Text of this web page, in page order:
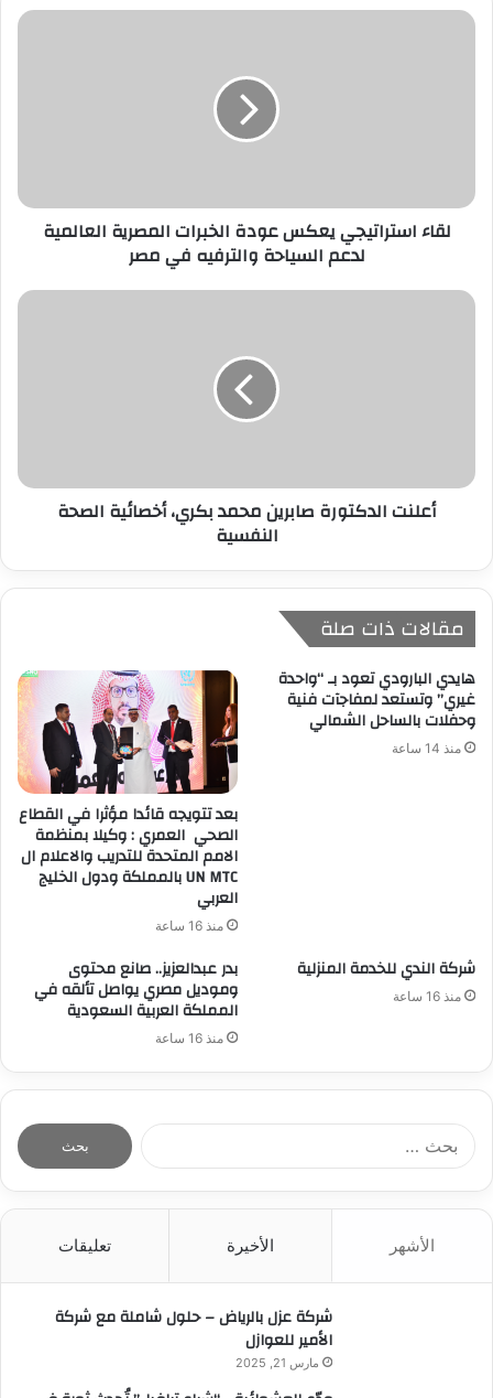
د
ر
لقاء استراتيجي يعكس عودة الخبرات المصرية العالمية
لدعم السياحة والترفيه في مصر
أعلنت الدكتورة صابرين محمد بكري، أخصائية الصحة
النفسية
مقالات ذات صلة
هايدي البارودي تعود بـ “واحدة
غيري” وتستعد لمفاجآت فنية
وحفلات بالساحل الشمالي
منذ 14 ساعة
بعد تتويجه قائدا مؤثرا في القطاع
الصحي العمري : وكيلا بمنظمة
الامم المتحدة للتدريب والاعلام ال
UN MTC بالمملكة ودول الخليج
العربي
منذ 16 ساعة
شركة الندي للخدمة المنزلية
منذ 16 ساعة
بدر عبدالعزيز.. صانع محتوى
وموديل مصري يواصل تألقه في
المملكة العربية السعودية
منذ 16 ساعة
الأشهر الأخيرة تعليقات
شركة عزل بالرياض – حلول شاملة مع شركة
الأمير للعوازل
مارس 21, 2025